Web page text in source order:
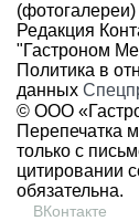
(фотогалереи)
Редакция
"Гастроном
Политика в
данных
© ООО
Перепечатка
только с
цитировании
обязательна.
ВКонтакте